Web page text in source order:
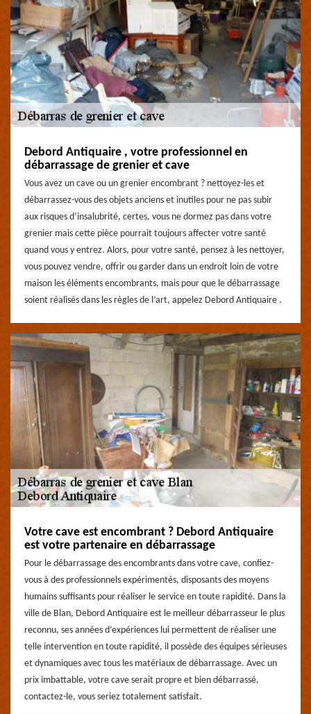
Debord Antiquaire , votre professionnel en
débarrassage de grenier et cave
Vous avez un cave ou un grenier encombrant ? nettoyez-les et
débarrassez-vous des objets anciens et inutiles pour ne pas subir
aux risques d’insalubrité, certes, vous ne dormez pas dans votre
grenier mais cette pièce pourrait toujours affecter votre santé
quand vous y entrez. Alors, pour votre santé, pensez à les nettoyer,
vous pouvez vendre, offrir ou garder dans un endroit loin de votre
maison les éléments encombrants, mais pour que le débarrassage
soient réalisés dans les règles de l’art, appelez Debord Antiquaire .
Votre cave est encombrant ? Debord Antiquaire
est votre partenaire en débarrassage
Pour le débarrassage des encombrants dans votre cave, confiez-
vous à des professionnels expérimentés, disposants des moyens
humains suffisants pour réaliser le service en toute rapidité. Dans la
ville de Blan, Debord Antiquaire est le meilleur débarrasseur le plus
reconnu, ses années d’expériences lui permettent de réaliser une
telle intervention en toute rapidité, il possède des équipes sérieuses
et dynamiques avec tous les matériaux de débarrassage. Avec un
prix imbattable, votre cave serait propre et bien débarrassé,
contactez-le, vous seriez totalement satisfait.